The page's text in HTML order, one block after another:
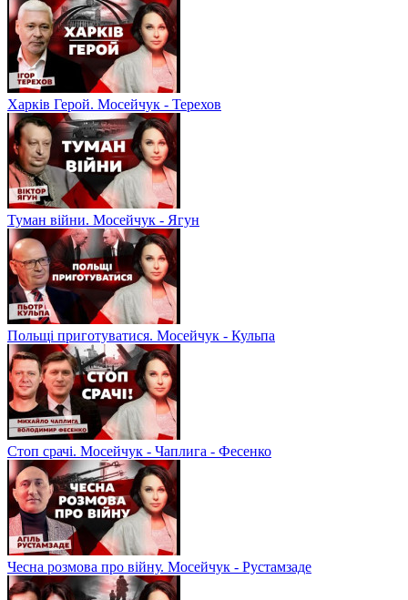
Харків Герой. Мосейчук - Терехов
Туман війни. Мосейчук - Ягун
Польщі приготуватися. Мосейчук - Кульпа
Стоп срачі. Мосейчук - Чаплига - Фесенко
Чесна розмова про війну. Мосейчук - Рустамзаде